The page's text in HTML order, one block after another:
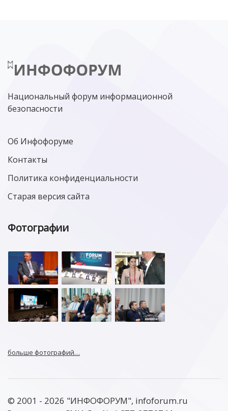
МИНЦИФРЫ РОССИИ NGFW
Национальный форум информационной
безопасности
Об Инфофоруме
Контакты
Политика конфиденциальности
Старая версия сайта
Фотографии
больше фотографий…
© 2001 - 2026 "ИНФОФОРУМ", infoforum.ru